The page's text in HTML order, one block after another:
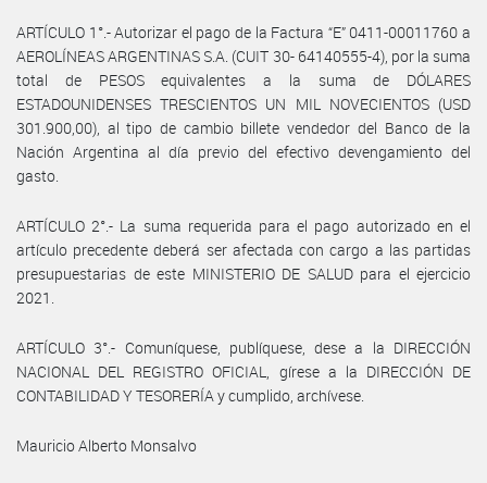
ARTÍCULO 1°.- Autorizar el pago de la Factura “E” 0411-00011760 a
AEROLÍNEAS ARGENTINAS S.A. (CUIT 30- 64140555-4), por la suma
total de PESOS equivalentes a la suma de DÓLARES
ESTADOUNIDENSES TRESCIENTOS UN MIL NOVECIENTOS (USD
301.900,00), al tipo de cambio billete vendedor del Banco de la
Nación Argentina al día previo del efectivo devengamiento del
gasto.
ARTÍCULO 2°.- La suma requerida para el pago autorizado en el
artículo precedente deberá ser afectada con cargo a las partidas
presupuestarias de este MINISTERIO DE SALUD para el ejercicio
2021.
ARTÍCULO 3°.- Comuníquese, publíquese, dese a la DIRECCIÓN
NACIONAL DEL REGISTRO OFICIAL, gírese a la DIRECCIÓN DE
CONTABILIDAD Y TESORERÍA y cumplido, archívese.
Mauricio Alberto Monsalvo